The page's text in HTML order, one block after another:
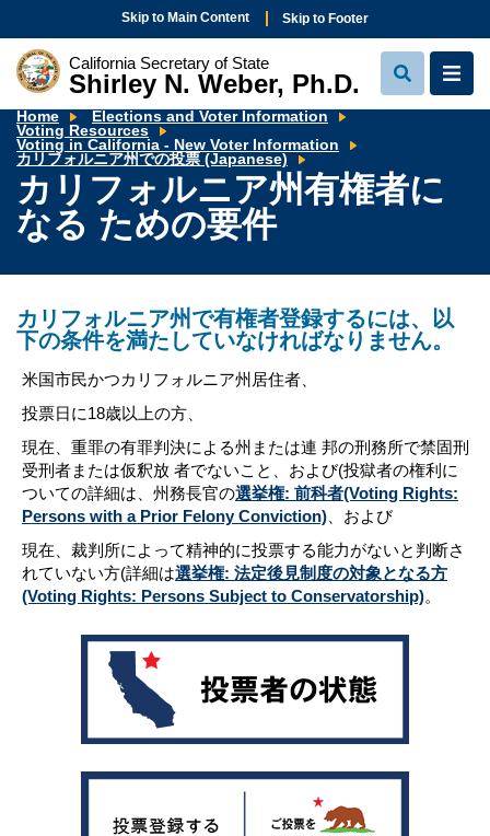
Skip to Main Content Skip to Footer
California Secretary of State
Shirley N. Weber, Ph.D.
View
Search
View
Home
Elections and Voter Information
Voting Resources
Voting in California - New Voter Information
カリフォルニア州での投票 (Japanese)
リ
フ
ォ
有
に
な
る
カリフォルニア州有権者に
なる ための要件
カリフォルニア州で有権者登録するには、以
下の条件を満たしていなければなりません。
米国市民かつカリフォルニア州居住者、
投票日に18歳以上の方、
現在、重罪の有罪判決による州または連 邦の刑務所で禁固刑
受刑者または仮釈放 者でないこと、および(投獄者の権利に
ついての詳細は、州務長官の選挙権: 前科者(Voting Rights:
Persons with a Prior Felony Conviction) 、および
現在、裁判所によって精神的に投票する能力がないと判断さ
れていない方(詳細は選挙権: 法定後見制度の対象となる方
(Voting Rights: Persons Subject to Conservatorship)。